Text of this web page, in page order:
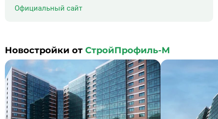
Официальный сайт
Новостройки от СтройПрофиль-М